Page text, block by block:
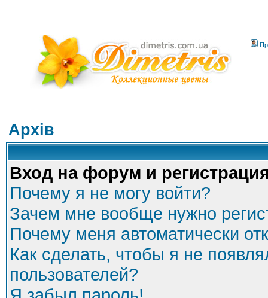
Архів
Вход на форум и
Почему я не могу войти?
Зачем мне вообще нужно
Почему меня автоматически
Как сделать, чтобы я не
пользователей?